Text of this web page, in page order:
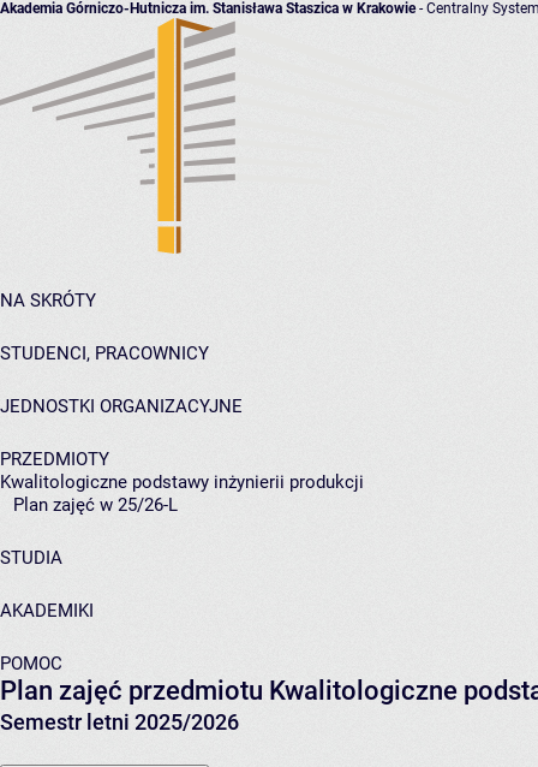
Akademia Górniczo-Hutnicza im. Stanisława Staszica w Krakowie- Centralny
NA SKRÓTY
STUDENCI, PRACOWNICY
JEDNOSTKI ORGANIZACYJNE
PRZEDMIOTY
Kwalitologiczne podstawy inżynierii produkcji
Plan zajęć w 25/26-L
STUDIA
AKADEMIKI
POMOC
Plan zajęć przedmiotu Kwalitologiczne
Semestr letni 2025/2026